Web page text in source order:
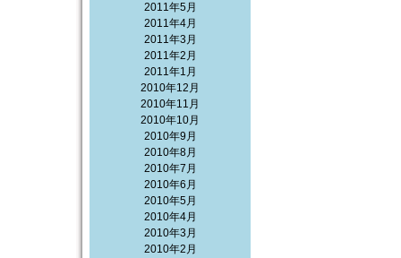
2011年5月
2011年4月
2011年3月
2011年2月
2011年1月
2010年12月
2010年11月
2010年10月
2010年9月
2010年8月
2010年7月
2010年6月
2010年5月
2010年4月
2010年3月
2010年2月